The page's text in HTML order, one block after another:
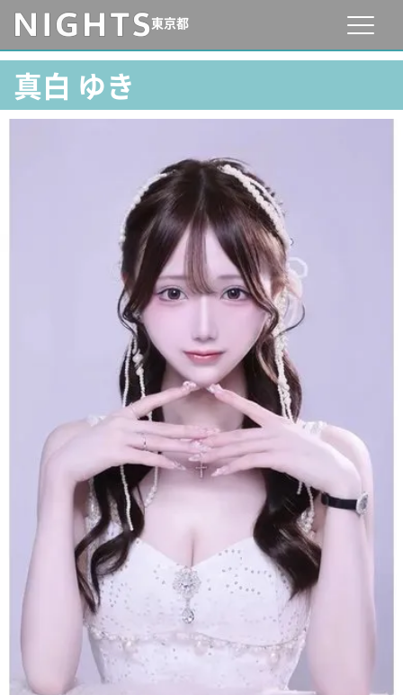
東京都
真白 ゆき